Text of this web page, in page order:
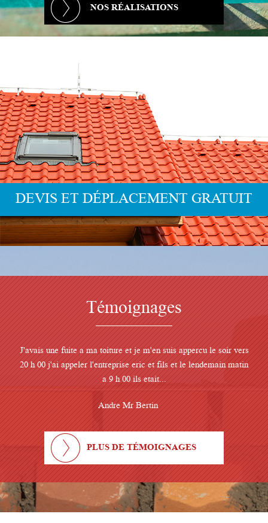
NOS RÉALISATIONS
Témoignages
J'avais une fuite a ma toiture et je m'en suis appercu le soir vers
20 h 00 j'ai appeler l'entreprise eric et fils et le lendemain matin
a 9 h 00 ils etait...
Andre Mr Bertin
PLUS DE TÉMOIGNAGES